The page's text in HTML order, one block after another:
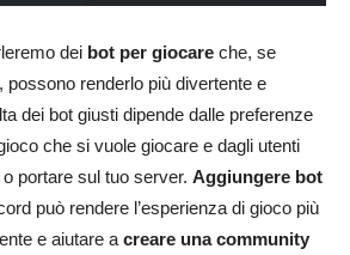
dei bot per giocare che, se
possono renderlo più divertente e
dei bot giusti dipende dalle preferenze
che si vuole giocare e dagli utenti
portare sul tuo server. Aggiungere bot
può rendere l’esperienza di gioco più
e aiutare a creare una community